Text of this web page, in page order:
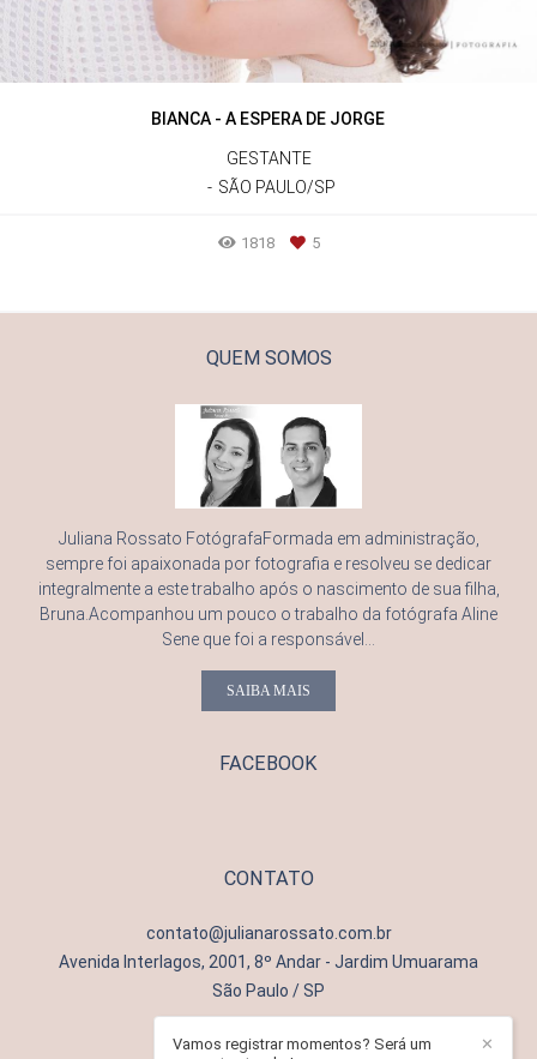
BIANCA - A ESPERA DE JORGE
GESTANTE
SÃO PAULO/SP
1818 5
QUEM SOMOS
Juliana Rossato FotógrafaFormada em administração,
sempre foi apaixonada por fotografia e resolveu se dedicar
integralmente a este trabalho após o nascimento de sua filha,
Bruna.Acompanhou um pouco o trabalho da fotógrafa Aline
Sene que foi a responsável...
SAIBA MAIS
FACEBOOK
CONTATO
contato@julianarossato.com.br
Avenida Interlagos, 2001, 8º Andar - Jardim Umuarama
São Paulo / SP
✕
Vamos registrar momentos? Será um